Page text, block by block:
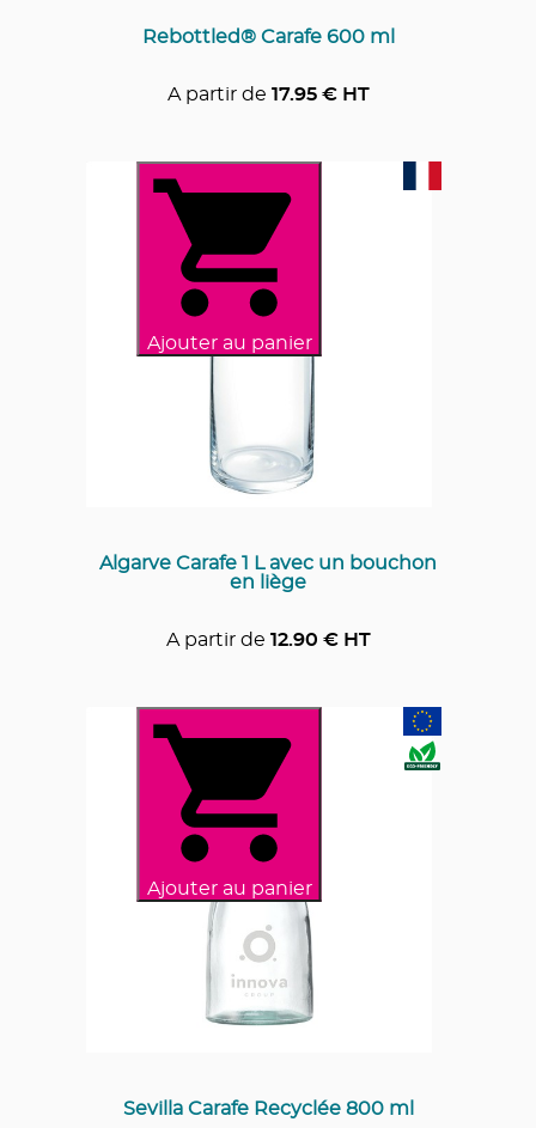
Rebottled® Carafe 600 ml
A partir de 17.95€ HT
Ajouter au panier
Algarve Carafe 1 L avec un bouchon
en liège
A partir de 12.90 € HT
Ajouter au panier
Sevilla Carafe Recyclée 800 ml